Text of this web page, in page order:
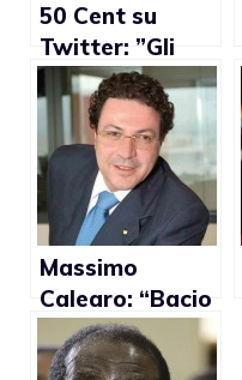
50 Cent su
Twitter: ”Gli
uomini che non
dormono con le
donne
dovrebbero
solo uccidersi”
Massimo
Calearo: “Bacio
gay mi fa
schifo”